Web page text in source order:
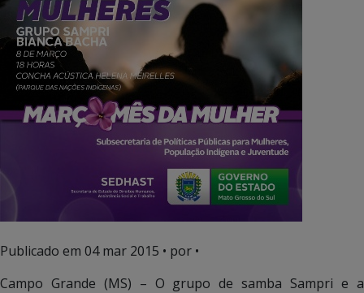
Publicado em 04 mar 2015 • por •
Campo Grande (MS) – O grupo de samba Sampri e a